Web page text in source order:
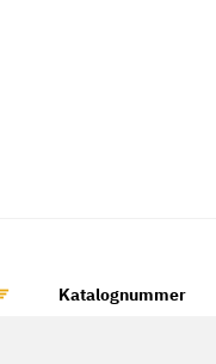
Katalognummer